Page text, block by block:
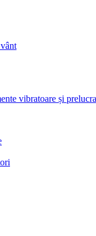
vibratoare și